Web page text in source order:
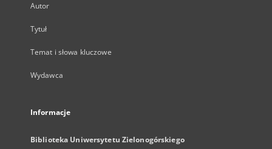
Autor
Tytuł
Temat i słowa kluczowe
Wydawca
Informacje
Biblioteka Uniwersytetu Zielonogórskiego